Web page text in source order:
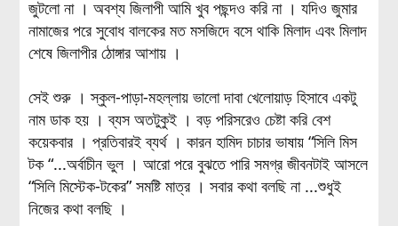
জুটলো না । অবশ্য জিলাপী আমি খুব পছন্দও করি না । যদিও জুমার
নামাজের পরে সুবোধ বালকের মত মসজিদে বসে থাকি মিলাদ এবং মিলাদ
শেষে জিলাপীর ঠোঙ্গার আশায় ।
সেই শুরু । স্কুল-পাড়া-মহল্লায় ভালো দাবা খেলোয়াড় হিসাবে একটু
নাম ডাক হয় । ব্যস অতটুকুই । বড় পরিসরেও চেষ্টা করি বেশ
কয়েকবার । প্রতিবারই ব্যর্থ । কারন হামিদ চাচার ভাষায় “সিলি মিস
টক “...অর্বাচীন ভুল । আরো পরে বুঝতে পারি সমগ্র জীবনটাই আসলে
“সিলি মিস্টেক-টকের” সমষ্টি মাত্র । সবার কথা বলছি না ...শুধুই
নিজের কথা বলছি ।